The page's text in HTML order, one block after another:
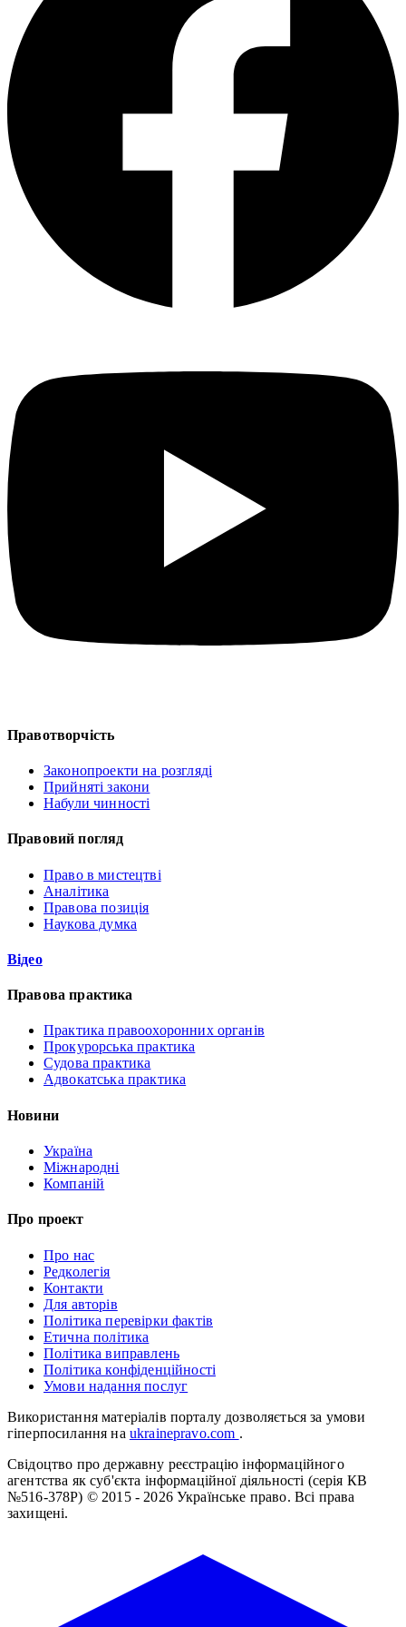
Правотворчість
Законопроекти на розгляді
Прийняті закони
Набули чинності
Правовий погляд
Право в мистецтві
Аналітика
Правова позиція
Наукова думка
Відео
Правова практика
Практика правоохоронних органів
Прокурорська практика
Судова практика
Адвокатська практика
Новини
Україна
Міжнародні
Компаній
Про проект
Про нас
Редколегія
Контакти
Для авторів
Політика перевірки фактів
Етична політика
Політика виправлень
Політика конфіденційності
Умови надання послуг
Використання матеріалів порталу дозволяється за умови
гіперпосилання на ukrainepravo.com .
Свідоцтво про державну реєстрацію інформаційного
агентства як суб'єкта інформаційної діяльності (серія КВ
№516-378Р) © 2015 - 2026 Українське право. Всі права
захищені.